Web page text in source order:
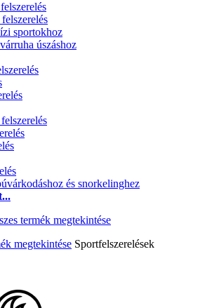
sportokhoz
úszáshoz
és snorkelinghez
megtekintése Sportfelszerelések